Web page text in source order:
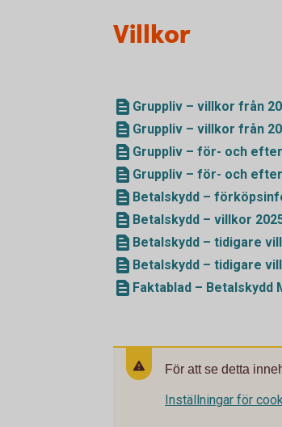
Villkor
Gruppliv – villkor från
Gruppliv – villkor från
Gruppliv – för- och
Gruppliv – för- och
Betalskydd –
Betalskydd – villkor
Betalskydd – tidigare
Betalskydd – tidigare
Faktablad – Betalskydd
För att se detta
Inställningar för